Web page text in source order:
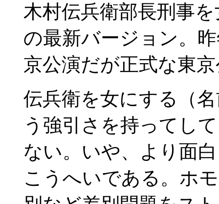
木村伝兵衛部長刑事
の最新バージョン。
京公演だが正式な東
伝兵衛を女にする（
う強引さを持ってし
ない。いや、より面
こうへいである。ホ